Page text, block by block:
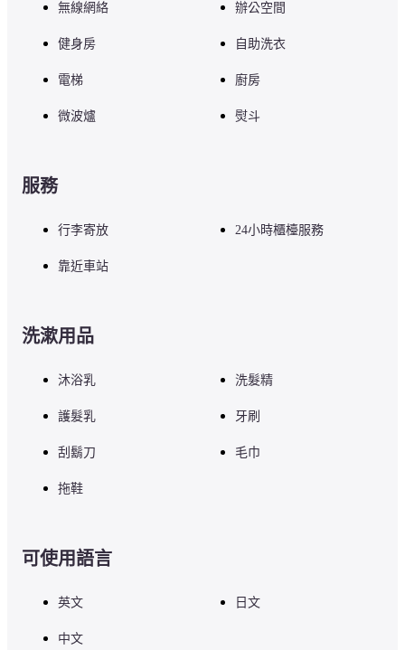
無線網絡 辦公空間
健身房 自助洗衣
電梯 廚房
微波爐 熨斗
服務
行李寄放 24小時櫃檯服務
靠近車站
洗漱用品
沐浴乳 洗髮精
護髮乳 牙刷
刮鬍刀 毛巾
拖鞋
可使用語言
英文 日文
中文